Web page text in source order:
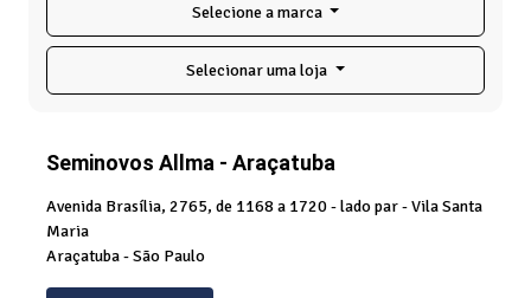
Selecione a marca
Selecionar uma loja
Seminovos Allma - Araçatuba
Avenida Brasília, 2765, de 1168 a 1720 - lado par - Vila Santa
Maria
Araçatuba - São Paulo